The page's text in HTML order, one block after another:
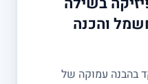
והכנה
בהבנה עמוקה של